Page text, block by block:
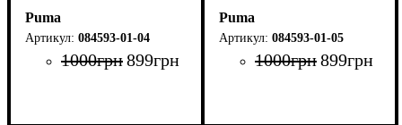
Puma
084593-01-04
1000грн899грн
Puma
084593-01-05
1000грн899грн